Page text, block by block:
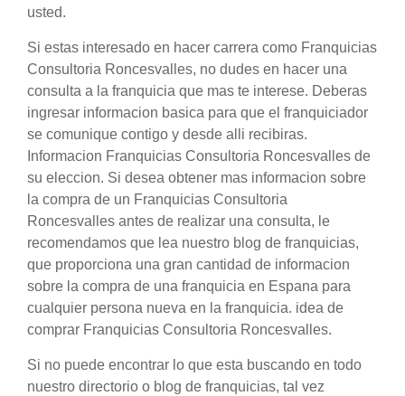
usted.
Si estas interesado en hacer carrera como Franquicias
Consultoria Roncesvalles, no dudes en hacer una
consulta a la franquicia que mas te interese. Deberas
ingresar informacion basica para que el franquiciador
se comunique contigo y desde alli recibiras.
Informacion Franquicias Consultoria Roncesvalles de
su eleccion. Si desea obtener mas informacion sobre
la compra de un Franquicias Consultoria
Roncesvalles antes de realizar una consulta, le
recomendamos que lea nuestro blog de franquicias,
que proporciona una gran cantidad de informacion
sobre la compra de una franquicia en Espana para
cualquier persona nueva en la franquicia. idea de
comprar Franquicias Consultoria Roncesvalles.
Si no puede encontrar lo que esta buscando en todo
nuestro directorio o blog de franquicias, tal vez